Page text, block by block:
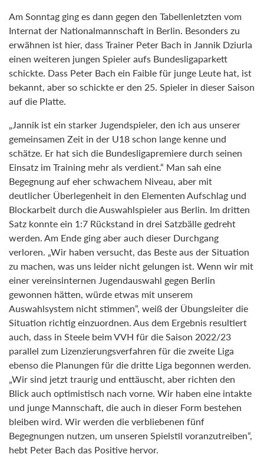
Am Sonntag ging es dann gegen den Tabellenletzten vom
Internat der Nationalmannschaft in Berlin. Besonders zu
erwähnen ist hier, dass Trainer Peter Bach in Jannik Dziurla
einen weiteren jungen Spieler aufs Bundesligaparkett
schickte. Dass Peter Bach ein Faible für junge Leute hat, ist
bekannt, aber so schickte er den 25. Spieler in dieser Saison
auf die Platte.
„Jannik ist ein starker Jugendspieler, den ich aus unserer
gemeinsamen Zeit in der U18 schon lange kenne und
schätze. Er hat sich die Bundesligapremiere durch seinen
Einsatz im Training mehr als verdient.“ Man sah eine
Begegnung auf eher schwachem Niveau, aber mit
deutlicher Überlegenheit in den Elementen Aufschlag und
Blockarbeit durch die Auswahlspieler aus Berlin. Im dritten
Satz konnte ein 1:7 Rückstand in drei Satzbälle gedreht
werden. Am Ende ging aber auch dieser Durchgang
verloren. „Wir haben versucht, das Beste aus der Situation
zu machen, was uns leider nicht gelungen ist. Wenn wir mit
einer vereinsinternen Jugendauswahl gegen Berlin
gewonnen hätten, würde etwas mit unserem
Auswahlsystem nicht stimmen“, weiß der Übungsleiter die
Situation richtig einzuordnen. Aus dem Ergebnis resultiert
auch, dass in Steele beim VVH für die Saison 2022/23
parallel zum Lizenzierungsverfahren für die zweite Liga
ebenso die Planungen für die dritte Liga begonnen werden.
„Wir sind jetzt traurig und enttäuscht, aber richten den
Blick auch optimistisch nach vorne. Wir haben eine intakte
und junge Mannschaft, die auch in dieser Form bestehen
bleiben wird. Wir werden die verbliebenen fünf
Begegnungen nutzen, um unseren Spielstil voranzutreiben“,
hebt Peter Bach das Positive hervor.